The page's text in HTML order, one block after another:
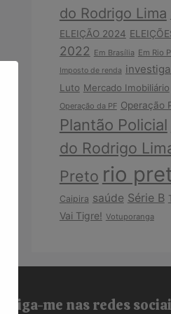
do Rodrigo Lima
ELEIÇÃO 2024
2022 Em Brasília Em Rio
Imposto de renda
Luto Mercado Imobiliário
Operação da PF Operação
Plantão Policial
do Rodrigo
Preto rio
Caipira saúde Série B
Vai Tigre! Votuporanga
Siga-me nas redes